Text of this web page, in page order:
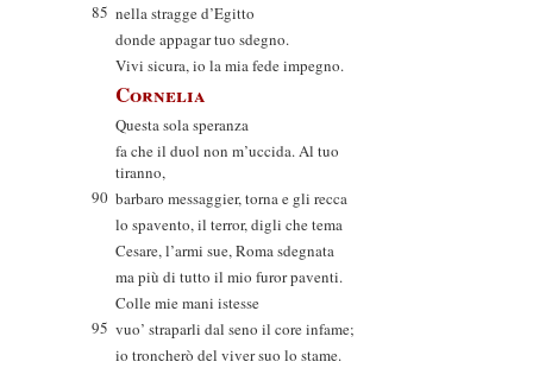
85 nella stragge d’Egitto
donde appagar tuo sdegno.
Vivi sicura, io la mia fede impegno.
Cornelia
Questa sola speranza
fa che il duol non m’uccida. Al tuo
tiranno,
90 barbaro messaggier, torna e gli recca
lo spavento, il terror, digli che tema
Cesare, l’armi sue, Roma sdegnata
ma più di tutto il mio furor paventi.
Colle mie mani istesse
95 vuo’ straparli dal seno il core infame;
io troncherò del viver suo lo stame.